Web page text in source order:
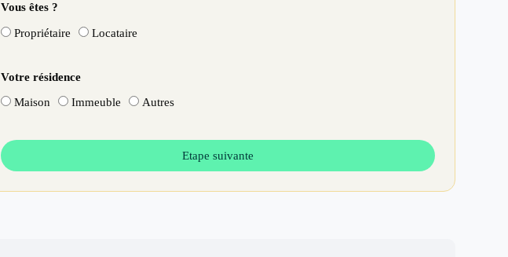
Vous êtes ?
Propriétaire Locataire
Votre résidence
Maison Immeuble Autres
Etape suivante